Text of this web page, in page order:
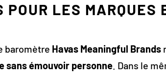
LES MARQUES
baromètre Havas Meaningful Brands
émouvoir personne. Dans le